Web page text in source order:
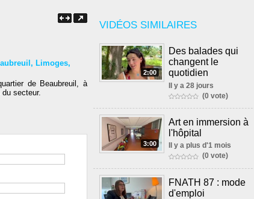
VIDÉOS SIMILAIRES
2:00
Des balades qui
changent le
quotidien
Il y a 28 jours
(0 vote)
3:00
Art en immersion à
l'hôpital
Il y a plus d'1 mois
(0 vote)
FNATH 87 : mode
d'emploi
, Limoges,
de Beaubreuil, à
secteur.